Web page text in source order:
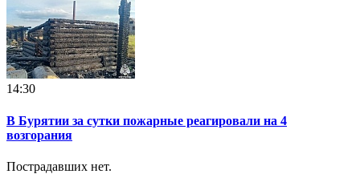
14:30
В Бурятии за сутки пожарные реагировали на 4
возгорания
Пострадавших нет.